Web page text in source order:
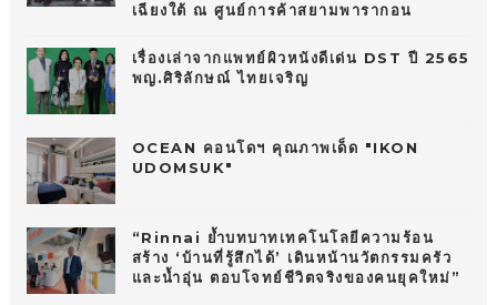
เฉียงใต้ ณ ศูนย์การค้าสยามพารากอน
เรื่องเล่าจากแพทย์ผิวหนังดีเด่น DST ปี 2565
พญ.ศิริลักษณ์ ไทยเจริญ
OCEAN คอนโดฯ คุณภาพเด็ด "IKON
UDOMSUK"
“Rinnai ย้ำบทบาทเทคโนโลยีความร้อน
สร้าง ‘บ้านที่รู้สึกได้’ เดินหน้านวัตกรรมครัว
และน้ำอุ่น ตอบโจทย์ชีวิตจริงของคนยุคใหม่”